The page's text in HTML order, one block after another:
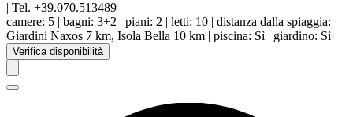
| Tel. +39.070.513489
camere: 5 | bagni: 3+2 | piani: 2 | letti: 10 | distanza dalla spiaggia:
Giardini Naxos 7 km, Isola Bella 10 km | piscina: Sì | giardino: Sì
Verifica disponibilità